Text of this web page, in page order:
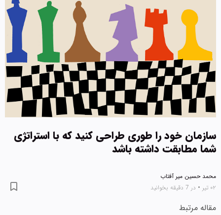
سازمان خود را طوری طراحی کنید که با استراتژی
شما مطابقت داشته باشد
محمد حسین میر آفتاب
۰۲ تیر
• در 7 دقیقه بخوانید
مقاله مرتبط